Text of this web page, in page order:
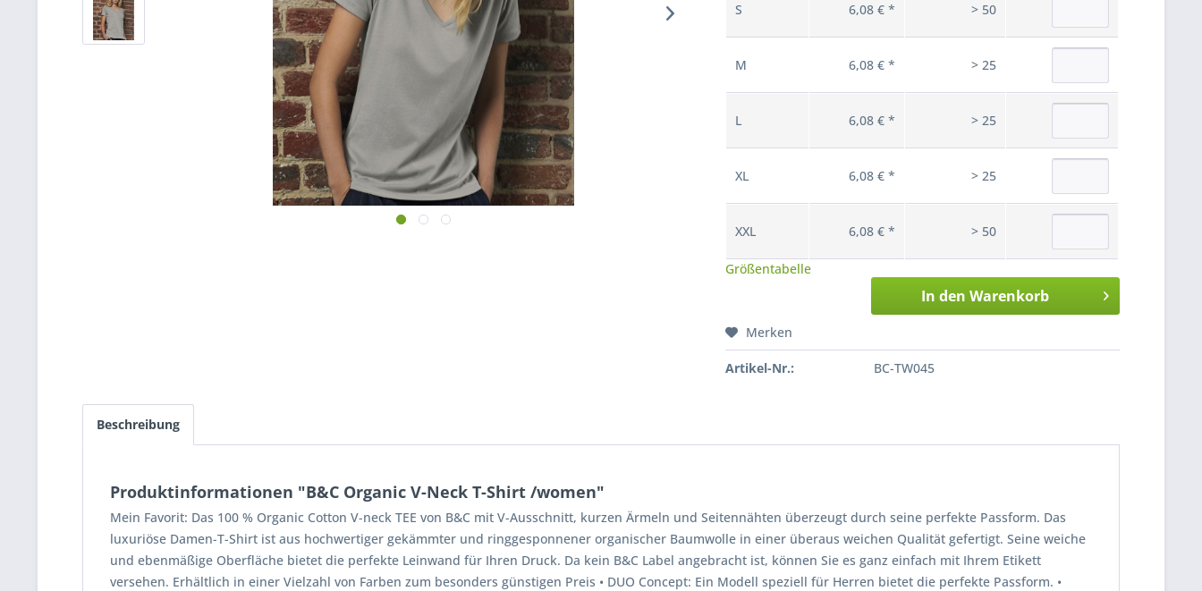
S 6,08 € * > 50
M 6,08 € * > 25
L 6,08 € * > 25
XL 6,08 € * > 25
XXL 6,08 € * > 50
Größentabelle
In den Warenkorb
Merken
Artikel-Nr.: BC-TW045
Beschreibung
Produktinformationen "B&C Organic V-Neck T-Shirt /women"
Mein Favorit: Das 100 % Organic Cotton V-neck TEE von B&C mit V-Ausschnitt, kurzen Ärmeln und Seitennähten überzeugt durch seine perfekte Passform. Das
luxuriöse Damen-T-Shirt ist aus hochwertiger gekämmter und ringgesponnener organischer Baumwolle in einer überaus weichen Qualität gefertigt. Seine weiche
und ebenmäßige Oberfläche bietet die perfekte Leinwand für Ihren Druck. Da kein B&C Label angebracht ist, können Sie es ganz einfach mit Ihrem Etikett
versehen. Erhältlich in einer Vielzahl von Farben zum besonders günstigen Preis • DUO Concept: Ein Modell speziell für Herren bietet die perfekte Passform. •